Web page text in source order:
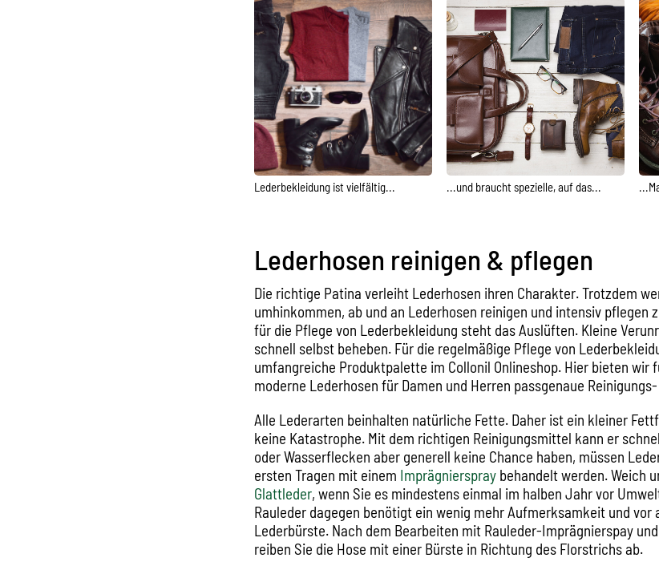
Lederbekleidung ist vielfältig... ...und braucht spezielle, auf das...
Lederhosen reinigen & pflegen
Die richtige Patina verleiht Lederhosen ihren Charakter. Trotzdem
umhinkommen, ab und an Lederhosen reinigen und intensiv pflegen
für die Pflege von Lederbekleidung steht das Auslüften. Kleine
schnell selbst beheben. Für die regelmäßige Pflege von
umfangreiche Produktpalette im Collonil Onlineshop. Hier bieten wir
moderne Lederhosen für Damen und Herren passgenaue
Alle Lederarten beinhalten natürliche Fette. Daher ist ein kleiner
keine Katastrophe. Mit dem richtigen Reinigungsmittel kann er
oder Wasserflecken aber generell keine Chance haben, müssen
ersten Tragen mit einem Imprägnierspray behandelt werden. Weich
Glattleder, wenn Sie es mindestens einmal im halben Jahr vor
Rauleder dagegen benötigt ein wenig mehr Aufmerksamkeit und vor
Lederbürste. Nach dem Bearbeiten mit Rauleder-Imprägnierspay
reiben Sie die Hose mit einer Bürste in Richtung des Florstrichs ab.